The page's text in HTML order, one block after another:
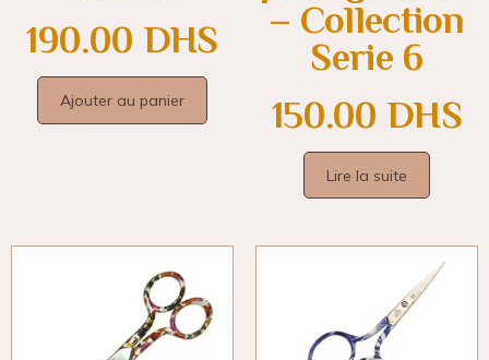
190.00 DHS
Ajouter au panier
– Collection
Serie 6
150.00 DHS
Lire la suite